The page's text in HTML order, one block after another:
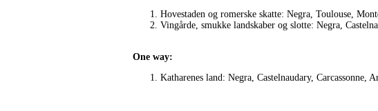
Hovestaden og romerske skatte: Negra, Toulouse,
Vingårde, smukke landskaber og slotte: Negra,
One way:
Katharenes land: Negra, Castelnaudary, Carcassonne,